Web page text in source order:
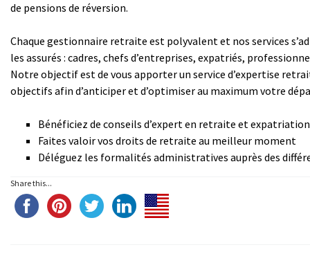
de pensions de réversion.
Chaque gestionnaire retraite est polyvalent et nos services
les assurés : cadres, chefs d’entreprises, expatriés,
Notre objectif est de vous apporter un service d’expertise
objectifs afin d’anticiper et d’optimiser au maximum votre
Bénéficiez de conseils d’expert en retraite et expatriation
Faites valoir vos droits de retraite au meilleur moment
Déléguez les formalités administratives auprès des
Share this...